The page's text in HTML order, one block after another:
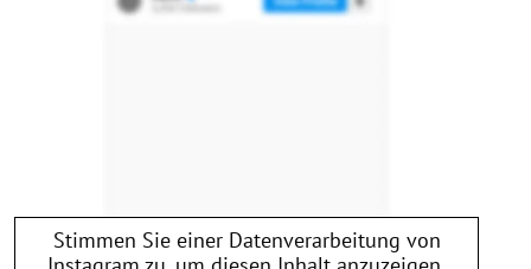
Stimmen Sie einer Datenverarbeitung von